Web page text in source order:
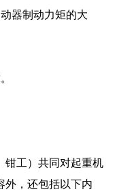
器制动力矩的大
工）共同对起重机
外，还包括以下内